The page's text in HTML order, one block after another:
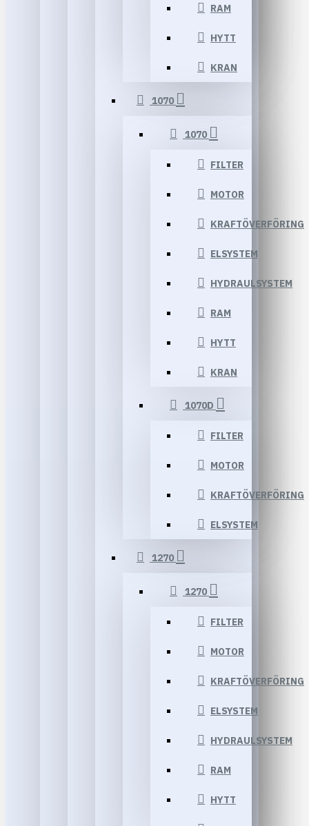
RAM
HYTT
KRAN
1070
1070
FILTER
MOTOR
KRAFTÖVERFÖRING
ELSYSTEM
HYDRAULSYSTEM
RAM
HYTT
KRAN
1070D
FILTER
MOTOR
KRAFTÖVERFÖRING
ELSYSTEM
1270
1270
FILTER
MOTOR
KRAFTÖVERFÖRING
ELSYSTEM
HYDRAULSYSTEM
RAM
HYTT